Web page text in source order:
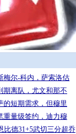
梅尔-科内，萨索洛估
期离队，尤文和那不
的短期需求，但穆里
重量级签约，迪力穆
比德31+5武切三分超乔